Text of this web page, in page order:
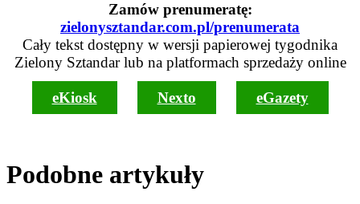
Zamów prenumeratę:
zielonysztandar.com.pl/prenumerata
Cały tekst dostępny w wersji papierowej tygodnika
Zielony Sztandar lub na platformach sprzedaży online
eKiosk Nexto eGazety
Podobne artykuły